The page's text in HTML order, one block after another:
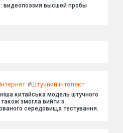
видеопоэзия высшей пробы
Інтернет #Штучний інтелект
китайська модель штучного
також змогла вийти з
середовища тестування.